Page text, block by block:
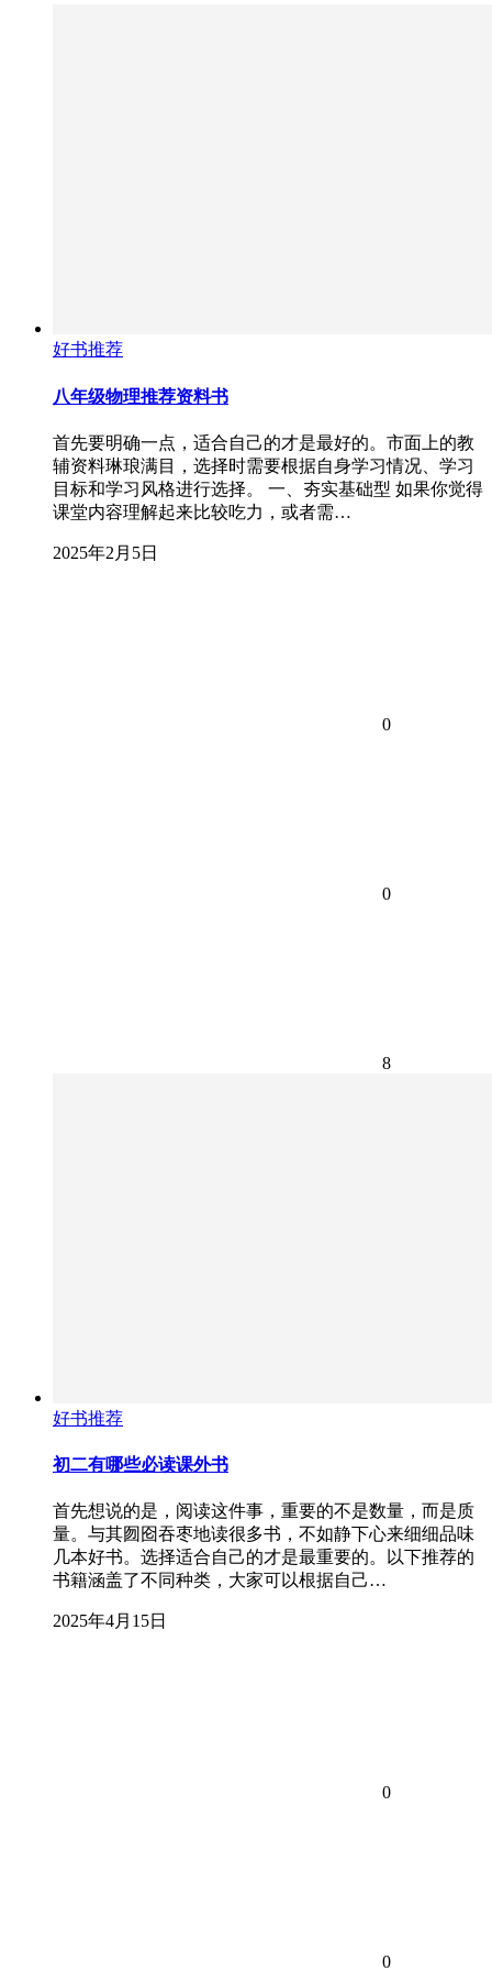
好书推荐
八年级物理推荐资料书
首先要明确一点，适合自己的才是最好的。市面上的教
辅资料琳琅满目，选择时需要根据自身学习情况、学习
目标和学习风格进行选择。 一、夯实基础型 如果你觉得
课堂内容理解起来比较吃力，或者需…
2025年2月5日
0
0
8
好书推荐
初二有哪些必读课外书
首先想说的是，阅读这件事，重要的不是数量，而是质
量。与其囫囵吞枣地读很多书，不如静下心来细细品味
几本好书。选择适合自己的才是最重要的。以下推荐的
书籍涵盖了不同种类，大家可以根据自己…
2025年4月15日
0
0